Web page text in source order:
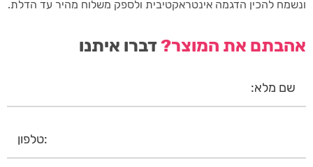
ונשמח להכין הדגמה אינטראקטיבית ולספק משלוח מהיר עד הדלת.
אהבתם את המוצר?דברו איתנו